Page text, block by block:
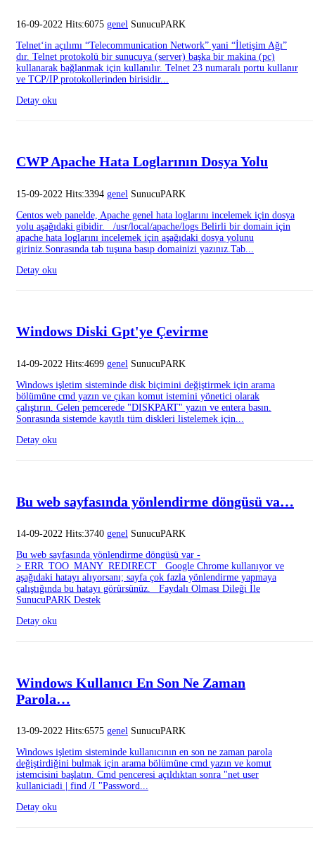
16-09-2022 Hits:6075 genel SunucuPARK
Telnet‘in açılımı “Telecommunication Network” yani “İletişim Ağı”
dır. Telnet protokolü bir sunucuya (server) başka bir makina (pc)
kullanarak bağlanmak için kullanılır. Telnet 23 numaralı portu kullanır
ve TCP/IP protokollerinden birisidir...
Detay oku
CWP Apache Hata Loglarının Dosya Yolu
15-09-2022 Hits:3394 genel SunucuPARK
Centos web panelde, Apache genel hata loglarını incelemek için dosya
yolu aşağıdaki gibidir. /usr/local/apache/logs Belirli bir domain için
apache hata loglarını incelemek için aşağıdaki dosya yolunu
giriniz.Sonrasında tab tuşuna basıp domainizi yazınız.Tab...
Detay oku
Windows Diski Gpt'ye Çevirme
14-09-2022 Hits:4699 genel SunucuPARK
Windows işletim sisteminde disk biçimini değiştirmek için arama
bölümüne cmd yazın ve çıkan komut istemini yönetici olarak
çalıştırın. Gelen pemcerede "DISKPART" yazın ve entera basın.
Sonrasında sistemde kayıtlı tüm diskleri listelemek için...
Detay oku
Bu web sayfasında yönlendirme döngüsü va…
14-09-2022 Hits:3740 genel SunucuPARK
Bu web sayfasında yönlendirme döngüsü var -
> ERR_TOO_MANY_REDIRECT Google Chrome kullanıyor ve
aşağıdaki hatayı alıyorsanı; sayfa çok fazla yönlendirme yapmaya
çalıştığında bu hatayı görürsünüz. Faydalı Olması Dileği İle
SunucuPARK Destek
Detay oku
Windows Kullanıcı En Son Ne Zaman
Parola…
13-09-2022 Hits:6575 genel SunucuPARK
Windows işletim sisteminde kullanıcının en son ne zaman parola
değiştirdiğini bulmak için arama bölümüne cmd yazın ve komut
istemcisini başlatın. Cmd penceresi açıldıktan sonra "net user
kullaniciadi | find /I "Password...
Detay oku